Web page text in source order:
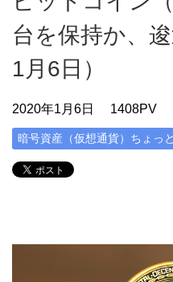
台を保持か、
1月6日）
2020年1月6日 1408PV
暗号資産（仮想通貨）ちょっ